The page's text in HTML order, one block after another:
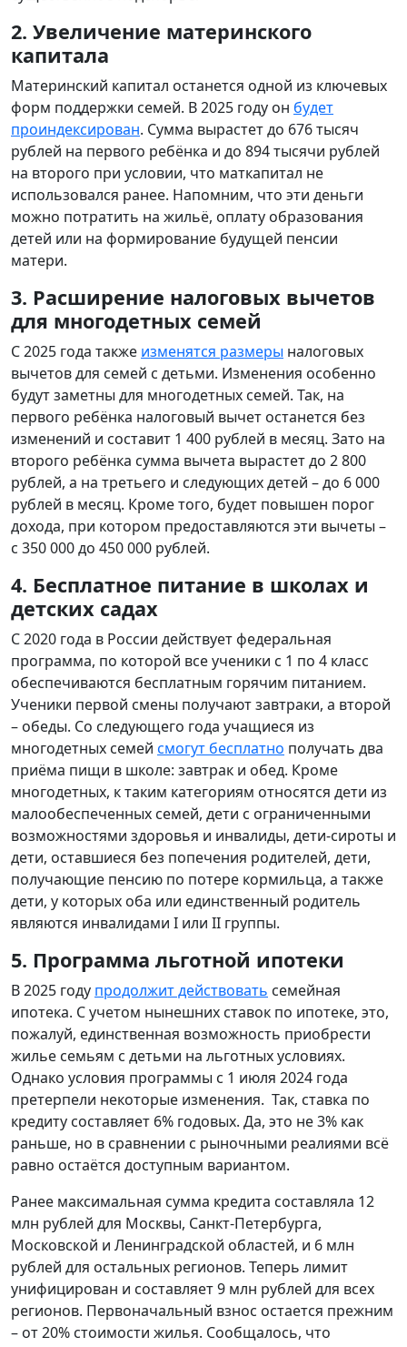
2. Увеличение материнского
капитала
Материнский капитал останется одной из ключевых
форм поддержки семей. В 2025 году он будет
проиндексирован. Сумма вырастет до 676 тысяч
рублей на первого ребёнка и до 894 тысячи рублей
на второго при условии, что маткапитал не
использовался ранее. Напомним, что эти деньги
можно потратить на жильё, оплату образования
детей или на формирование будущей пенсии
матери.
3. Расширение налоговых вычетов
для многодетных семей
С 2025 года также изменятся размеры налоговых
вычетов для семей с детьми. Изменения особенно
будут заметны для многодетных семей. Так, на
первого ребёнка налоговый вычет останется без
изменений и составит 1 400 рублей в месяц. Зато на
второго ребёнка сумма вычета вырастет до 2 800
рублей, а на третьего и следующих детей – до 6 000
рублей в месяц. Кроме того, будет повышен порог
дохода, при котором предоставляются эти вычеты –
с 350 000 до 450 000 рублей.
4. Бесплатное питание в школах и
детских садах
С 2020 года в России действует федеральная
программа, по которой все ученики с 1 по 4 класс
обеспечиваются бесплатным горячим питанием.
Ученики первой смены получают завтраки, а второй
– обеды. Со следующего года учащиеся из
многодетных семей смогут бесплатно получать два
приёма пищи в школе: завтрак и обед. Кроме
многодетных, к таким категориям относятся дети из
малообеспеченных семей, дети с ограниченными
возможностями здоровья и инвалиды, дети-сироты и
дети, оставшиеся без попечения родителей, дети,
получающие пенсию по потере кормильца, а также
дети, у которых оба или единственный родитель
являются инвалидами I или II группы.
5. Программа льготной ипотеки
В 2025 году продолжит действовать семейная
ипотека. С учетом нынешних ставок по ипотеке, это,
пожалуй, единственная возможность приобрести
жилье семьям с детьми на льготных условиях.
Однако условия программы с 1 июля 2024 года
претерпели некоторые изменения. Так, ставка по
кредиту составляет 6% годовых. Да, это не 3% как
раньше, но в сравнении с рыночными реалиями всё
равно остаётся доступным вариантом.
Ранее максимальная сумма кредита составляла 12
млн рублей для Москвы, Санкт-Петербурга,
Московской и Ленинградской областей, и 6 млн
рублей для остальных регионов. Теперь лимит
унифицирован и составляет 9 млн рублей для всех
регионов. Первоначальный взнос остается прежним
– от 20% стоимости жилья. Сообщалось, что